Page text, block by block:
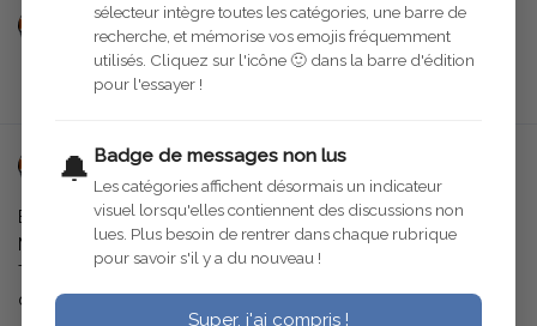
sélecteur intègre toutes les catégories, une barre de
recherche, et mémorise vos emojis fréquemment
utilisés. Cliquez sur l'icône 🙂 dans la barre d'édition
pour l'essayer !
🔔 Badge de messages non lus
Les catégories affichent désormais un indicateur
visuel lorsqu'elles contiennent des discussions non
lues. Plus besoin de rentrer dans chaque rubrique
pour savoir s'il y a du nouveau !
Super, j'ai compris !
imdsellerie 12 mars 2024 Modifié
imdsellerie 12 mars 2024
Bonjour à tous,
Ma demande ne concerne pas une C4 ou une C6 mais une B2
Torpédo. Je n'arrive pas à trouver d'informations sur ce modèle
donc je me suis tournée vers ce forum...